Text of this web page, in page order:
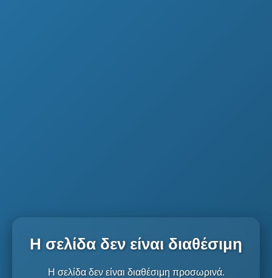
Η σελίδα δεν είναι διαθέσιμη
Η σελίδα δεν είναι διαθέσιμη προσωρινά.